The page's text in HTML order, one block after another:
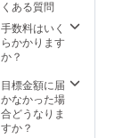
・備考
欄に掲
示板に
れるお
名前を
ご記入
るお名
前を備
考欄ご
い。 ・
掲示を
希望さ
は、最
低でも
駅前二
玉入れ
させて
頂く予
二十世
紀梨は
駅前圃
場で収
梨の予
定です
が、収
穫量に
くある質問
手数料はいく
らかかります
か？
目標金額に届
かなかった場
合どうなりま
すか？